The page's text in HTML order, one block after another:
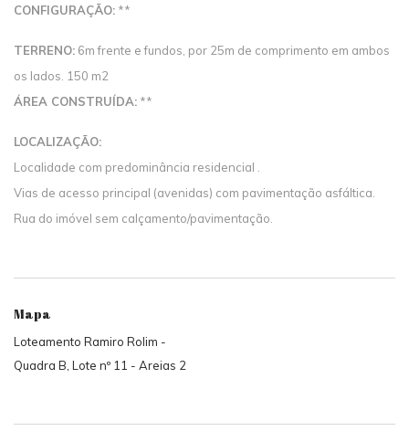
CONFIGURAÇÃO: **
TERRENO: 6m frente e fundos, por 25m de comprimento em ambos
os lados. 150 m2
ÁREA CONSTRUÍDA: **
LOCALIZAÇÃO:
Localidade com predominância residencial .
Vias de acesso principal (avenidas) com pavimentação asfáltica.
Rua do imóvel sem calçamento/pavimentação.
Mapa
Loteamento Ramiro Rolim -
Quadra B, Lote nº 11 - Areias 2